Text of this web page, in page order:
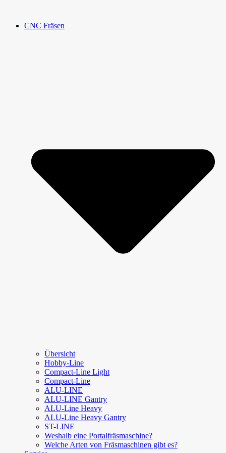
CNC Fräsen
Übersicht
Hobby-Line
Compact-Line Light
Compact-Line
ALU-LINE
ALU-LINE Gantry
ALU-Line Heavy
ALU-Line Heavy Gantry
ST-LINE
Weshalb eine Portalfräsmaschine?
Welche Arten von Fräsmaschinen gibt es?